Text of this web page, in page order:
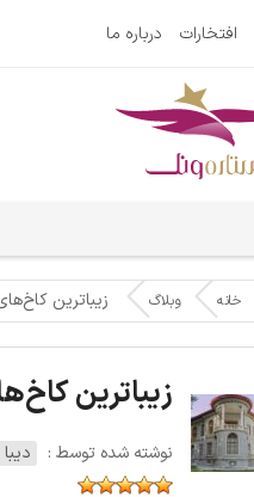
افتخارات درباره ما
خانه وبلاگ زیباترین
زیباترین
نوشته شده توسط :